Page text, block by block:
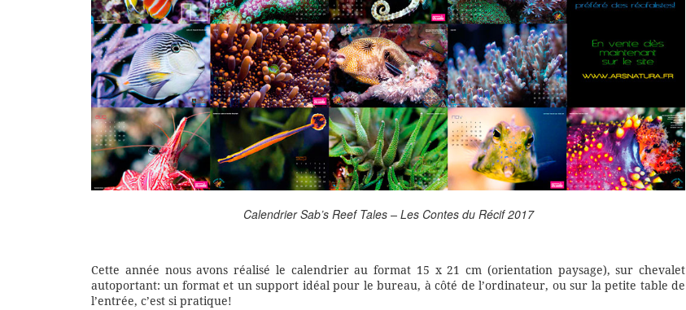
Calendrier Sab’s Reef Tales – Les Contes du Récif 2017
Cette année nous avons réalisé le calendrier au format 15 x 21 cm (orientation paysage), sur chevalet
autoportant: un format et un support idéal pour le bureau, à côté de l’ordinateur, ou sur la petite table de
l’entrée, c’est si pratique!